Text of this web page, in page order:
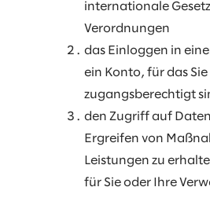
internationale
Verordnungen
das Einloggen in
ein Konto, für das
zugangsberechtigt
den Zugriff auf
Ergreifen von
Leistungen zu
für Sie oder Ihre